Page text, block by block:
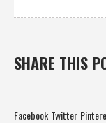
SHARE THIS
Facebook Twitter